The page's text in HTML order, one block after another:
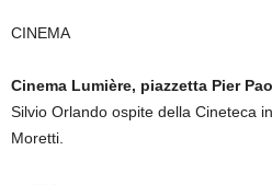
CINEMA
Cinema Lumière, piazzetta Pier
Silvio Orlando ospite della Cineteca
Moretti.